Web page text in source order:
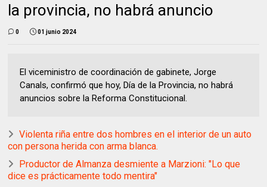
la provincia, no habrá anuncio
0 01 junio 2024
El viceministro de coordinación de gabinete, Jorge
Canals, confirmó que hoy, Día de la Provincia, no habrá
anuncios sobre la Reforma Constitucional.
Violenta riña entre dos hombres en el interior de un auto
con persona herida con arma blanca.
Productor de Almanza desmiente a Marzioni: "Lo que
dice es prácticamente todo mentira"